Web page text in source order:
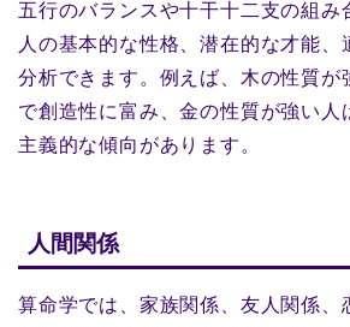
五行のバランスや十干十二支の組み
人の基本的な性格、潜在的な才能、
分析できます。例えば、木の性質が
で創造性に富み、金の性質が強い人
主義的な傾向があります。
人間関係
算命学では、家族関係、友人関係、